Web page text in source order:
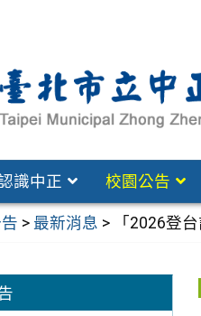
識中正 校園公告
> 最新消息 > 「2026登